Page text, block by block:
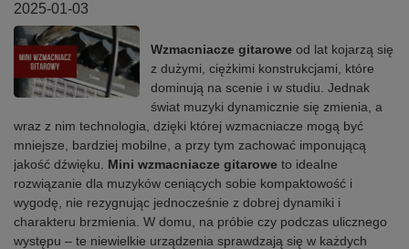
2025-01-03
Wzmacniacze gitaroweod lat kojarzą się
z dużymi, ciężkimi konstrukcjami, które
dominują na scenie i w studiu. Jednak
świat muzyki dynamicznie się zmienia, a
wraz z nim technologia, dzięki której wzmacniacze mogą być
mniejsze, bardziej mobilne, a przy tym zachować imponującą
jakość dźwięku. Mini wzmacniacze gitarowe to idealne
rozwiązanie dla muzyków ceniących sobie kompaktowość i
wygodę, nie rezygnując jednocześnie z dobrej dynamiki i
charakteru brzmienia. W domu, na próbie czy podczas ulicznego
występu – te niewielkie urządzenia sprawdzają się w każdych